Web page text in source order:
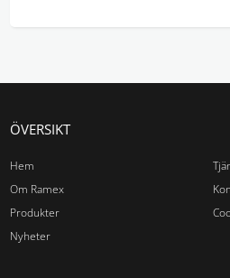
ÖVERSIKT
Hem
Om Ramex
Produkter
Nyheter